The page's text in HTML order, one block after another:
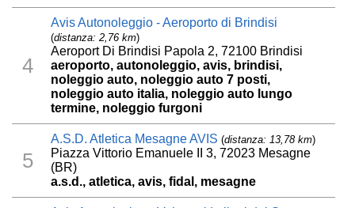
4
Avis Autonoleggio - Aeroporto di Brindisi
(distanza: 2,76 km)
Aeroport Di Brindisi Papola 2, 72100 Brindisi
aeroporto, autonoleggio, avis, brindisi,
noleggio auto, noleggio auto 7 posti,
noleggio auto italia, noleggio auto lungo
termine, noleggio furgoni
5
A.S.D. Atletica Mesagne AVIS (distanza: 13,78 km)
Piazza Vittorio Emanuele II 3, 72023 Mesagne
(BR)
a.s.d., atletica, avis, fidal, mesagne